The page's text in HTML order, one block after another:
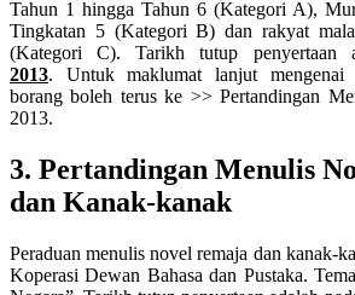
Tahun 1 hingga Tahun 6 (Kategori A),
Tingkatan 5 (Kategori B) dan rakyat
(Kategori C). Tarikh tutup penyertaan
2013. Untuk maklumat lanjut mengenai
borang boleh terus ke >> Pertandingan
2013.
3. Pertandingan Menulis
dan Kanak-kanak
Peraduan menulis novel remaja dan kanak-
Koperasi Dewan Bahasa dan Pustaka.